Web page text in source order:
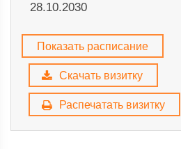
28.10.2030
Показать расписание
Скачать визитку
Распечатать визитку